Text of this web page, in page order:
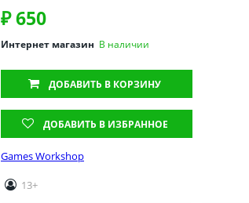
₽650
Интернет магазин В наличии
ДОБАВИТЬ В КОРЗИНУ
ДОБАВИТЬ В ИЗБРАННОЕ
Games Workshop
13+